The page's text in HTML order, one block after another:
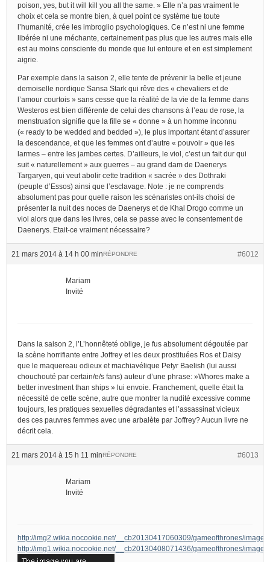
poison, yes, but it will kill you all the same. » Elle n’a pas vraiment le
choix et cela se montre bien, à quel point ce système tue toute
l’humanité, crée les imbroglio psychologiques. Ce n’est ni une femme
libérée ni une méchante, certainement pas plus que les autres mais elle
est au moins consciente du monde que lui entoure et en est simplement
aigrie.
Par exemple dans la saison 2, elle tente de prévenir la belle et jeune
demoiselle nordique Sansa Stark qui rêve des « chevaliers et de
l’amour courtois » sans cesse que la réalité de la vie de la femme dans
Westeros est bien différente de celui des chansons à l’eau de rose, la
menstruation signifie que la fille se « donne » à un homme inconnu
(« ready to be wedded and bedded »), le plus important étant d’assurer
la descendance, et que les femmes ont d’autre « pouvoir » que les
larmes – entre les jambes certes. D’ailleurs, le viol, c’est un fait dur qui
suit « naturellement » aux guerres – au grand dam de Daenerys
Targaryen, qui veut abolir cette tradition « sacrée » des Dothraki
(peuple d’Essos) ainsi que l’esclavage. Note : je ne comprends
absolument pas pour quelle raison les scénaristes ont-ils choisi de
présenter la nuit des noces de Daenerys et de Khal Drogo comme un
viol alors que dans les livres, cela se passe avec le consentement de
Daenerys. Etait-ce vraiment nécessaire?
21 mars 2014 à 14 h 00 min #6012
RÉPONDRE
Mariam
Invité
Dans la saison 2, l’L’honnêteté oblige, je fus absolument dégoutée par
la scène horrifiante entre Joffrey et les deux prostituées Ros et Daisy
que le maquereau odieux et machiavélique Petyr Baelish (lui aussi
chouchouté par certain/e/s fans) auteur d’une phrase: »Whores make a
better investment than ships » lui envoie. Franchement, quelle était la
nécessité de cette scène, autre que montrer la nudité excessive comme
toujours, les pratiques sexuelles dégradantes et l’assassinat vicieux
des ces pauvres femmes avec une arbalète par Joffrey? Aucun livre ne
décrit cela.
21 mars 2014 à 15 h 11 min #6013
RÉPONDRE
Mariam
Invité
http://img2.wikia.nocookie.net/__cb20130417060309/gameofthrones/
http://img1.wikia.nocookie.net/__cb20130408071436/gameofthrones/